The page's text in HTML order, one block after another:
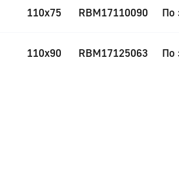
110x75 RBM17110090 По
110x90 RBM17125063 По